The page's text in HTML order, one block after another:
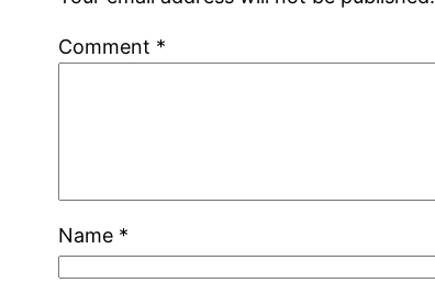
Comment *
Name *